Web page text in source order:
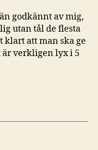
godkännt av mig,
utan tål de flesta
klart att man ska ge
är verkligen lyx i 5